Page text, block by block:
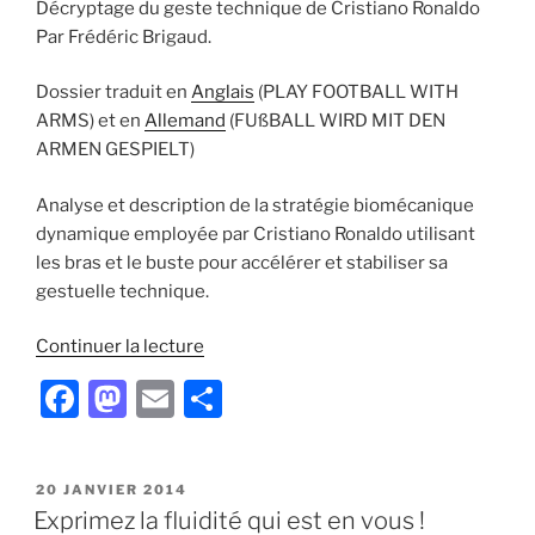
Décryptage du geste technique de Cristiano Ronaldo
Par Frédéric Brigaud.
Dossier traduit en Anglais (PLAY FOOTBALL WITH
ARMS) et en Allemand (FUßBALL WIRD MIT DEN
ARMEN GESPIELT)
Analyse et description de la stratégie biomécanique
dynamique employée par Cristiano Ronaldo utilisant
les bras et le buste pour accélérer et stabiliser sa
gestuelle technique.
Continuer la lecture
football
les
F
c
e
M
st
o
E
ai
l
g
PUBLIÉ
LE
20 JANVIER 2014
Exprimez la fluidité qui est en vous !